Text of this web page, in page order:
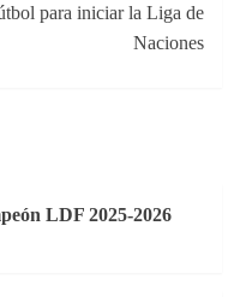
para iniciar la Liga de
Naciones
LDF 2025-2026